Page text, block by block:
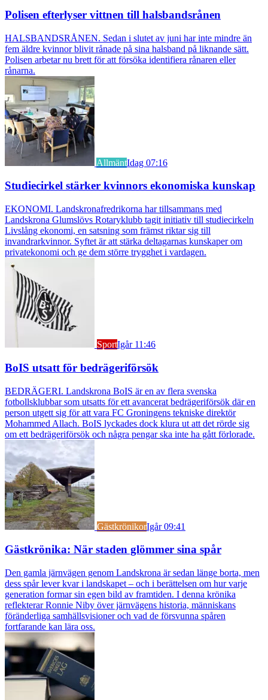
Polisen efterlyser vittnen till halsbandsrånen
HALSBANDSRÅNEN. Sedan i slutet av juni har inte mindre än
fem äldre kvinnor blivit rånade på sina halsband på liknande sätt.
Polisen arbetar nu brett för att försöka identifiera rånaren eller
rånarna.
AllmäntIdag 07:16
Studiecirkel stärker kvinnors ekonomiska kunskap
EKONOMI. Landskronafredrikorna har tillsammans med
Landskrona Glumslövs Rotaryklubb tagit initiativ till studiecirkeln
Livslång ekonomi, en satsning som främst riktar sig till
invandrarkvinnor. Syftet är att stärka deltagarnas kunskaper om
privatekonomi och ge dem större trygghet i vardagen.
SportIgår 11:46
BoIS utsatt för bedrägeriförsök
BEDRÄGERI. Landskrona BoIS är en av flera svenska
fotbollsklubbar som utsatts för ett avancerat bedrägeriförsök där en
person utgett sig för att vara FC Groningens tekniske direktör
Mohammed Allach. BoIS lyckades dock klura ut att det rörde sig
om ett bedrägeriförsök och några pengar ska inte ha gått förlorade.
GästkrönikorIgår 09:41
Gästkrönika: När staden glömmer sina spår
Den gamla järnvägen genom Landskrona är sedan länge borta, men
dess spår lever kvar i landskapet – och i berättelsen om hur varje
generation formar sin egen bild av framtiden. I denna krönika
reflekterar Ronnie Niby över järnvägens historia, människans
föränderliga samhällsvisioner och vad de försvunna spåren
fortfarande kan lära oss.